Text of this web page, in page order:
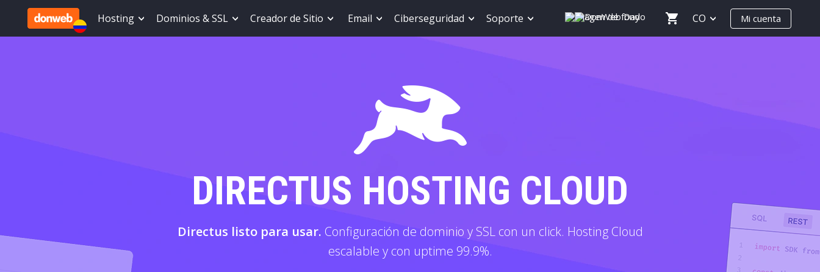
Hosting Dominios & SSL Creador de Sitio Email Ciberseguridad Soporte CO Mi cuenta
DIRECTUS HOSTING CLOUD
Directus listo para usar. Configuración de dominio y SSL con un click. Hosting Cloud
escalable y con uptime 99.9%.